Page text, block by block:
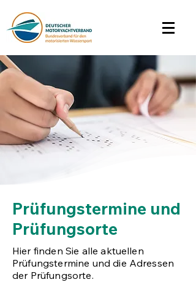
Prüfungstermine und
Prüfungsorte
Hier finden Sie alle aktuellen
Prüfungstermine und die Adressen
der Prüfungsorte.